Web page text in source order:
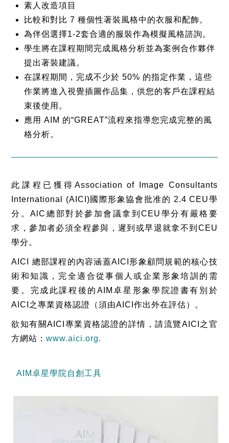
素人改造項目
比較和對比 7 種個性著裝風格中的衣服和配飾。
為伴侶選擇1-2套合適的服裝作為模擬風格諮詢。
學生將在課程期間完成風格分析並為案例合作夥伴
提出著裝建議。
在課程期間，完成不少於 50% 的指定作業，這些
作業將進入視覺插圖作品集，供您的客戶在課程結
束後使用。
應用 AIM 的“GREAT”流程來指導您完成完整的風
格分析。
此課程已獲得Association of Image Consultants
International (AICI)國際形象協會批准的 2.4 CEU學
分。AlC總部對於參加會議拿到CEU學分有嚴格要
求，參加者必須全程參與，遲到或早退就拿不到CEU
學分。
AICI 總部課程的內容涵蓋AICI形象顧問規範的核心技
術和知識，完全適合從事個人或企業形象培訓的需
要。完成此課程後的AIM卓星形象學院證書有別於
AICI之專業資格認證（須由AICI作出外在評估）。
欲知有關AICI專業資格認證的詳情，請流覽AICI之官
方網站：www.aici.org.
AIM卓星學院自創工具